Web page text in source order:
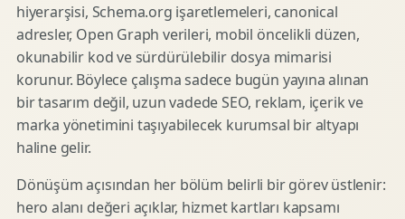
hiyerarşisi, Schema.org işaretlemeleri, canonical
adresler, Open Graph verileri, mobil öncelikli düzen,
okunabilir kod ve sürdürülebilir dosya mimarisi
korunur. Böylece çalışma sadece bugün yayına alınan
bir tasarım değil, uzun vadede SEO, reklam, içerik ve
marka yönetimini taşıyabilecek kurumsal bir altyapı
haline gelir.
Dönüşüm açısından her bölüm belirli bir görev üstlenir:
hero alanı değeri açıklar, hizmet kartları kapsamı